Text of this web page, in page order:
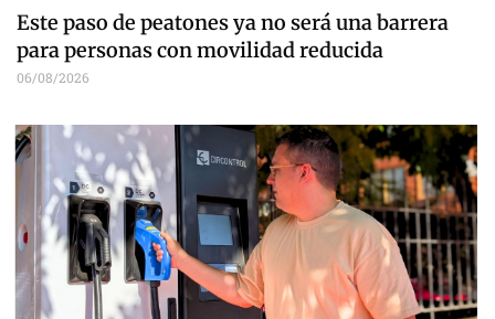
Este paso de peatones ya no será una barrera
para personas con movilidad reducida
06/08/2026